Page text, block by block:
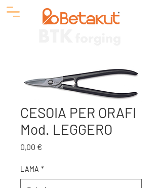
CESOIA PER ORAFI
Mod. LEGGERO
0,00 €
LAMA *